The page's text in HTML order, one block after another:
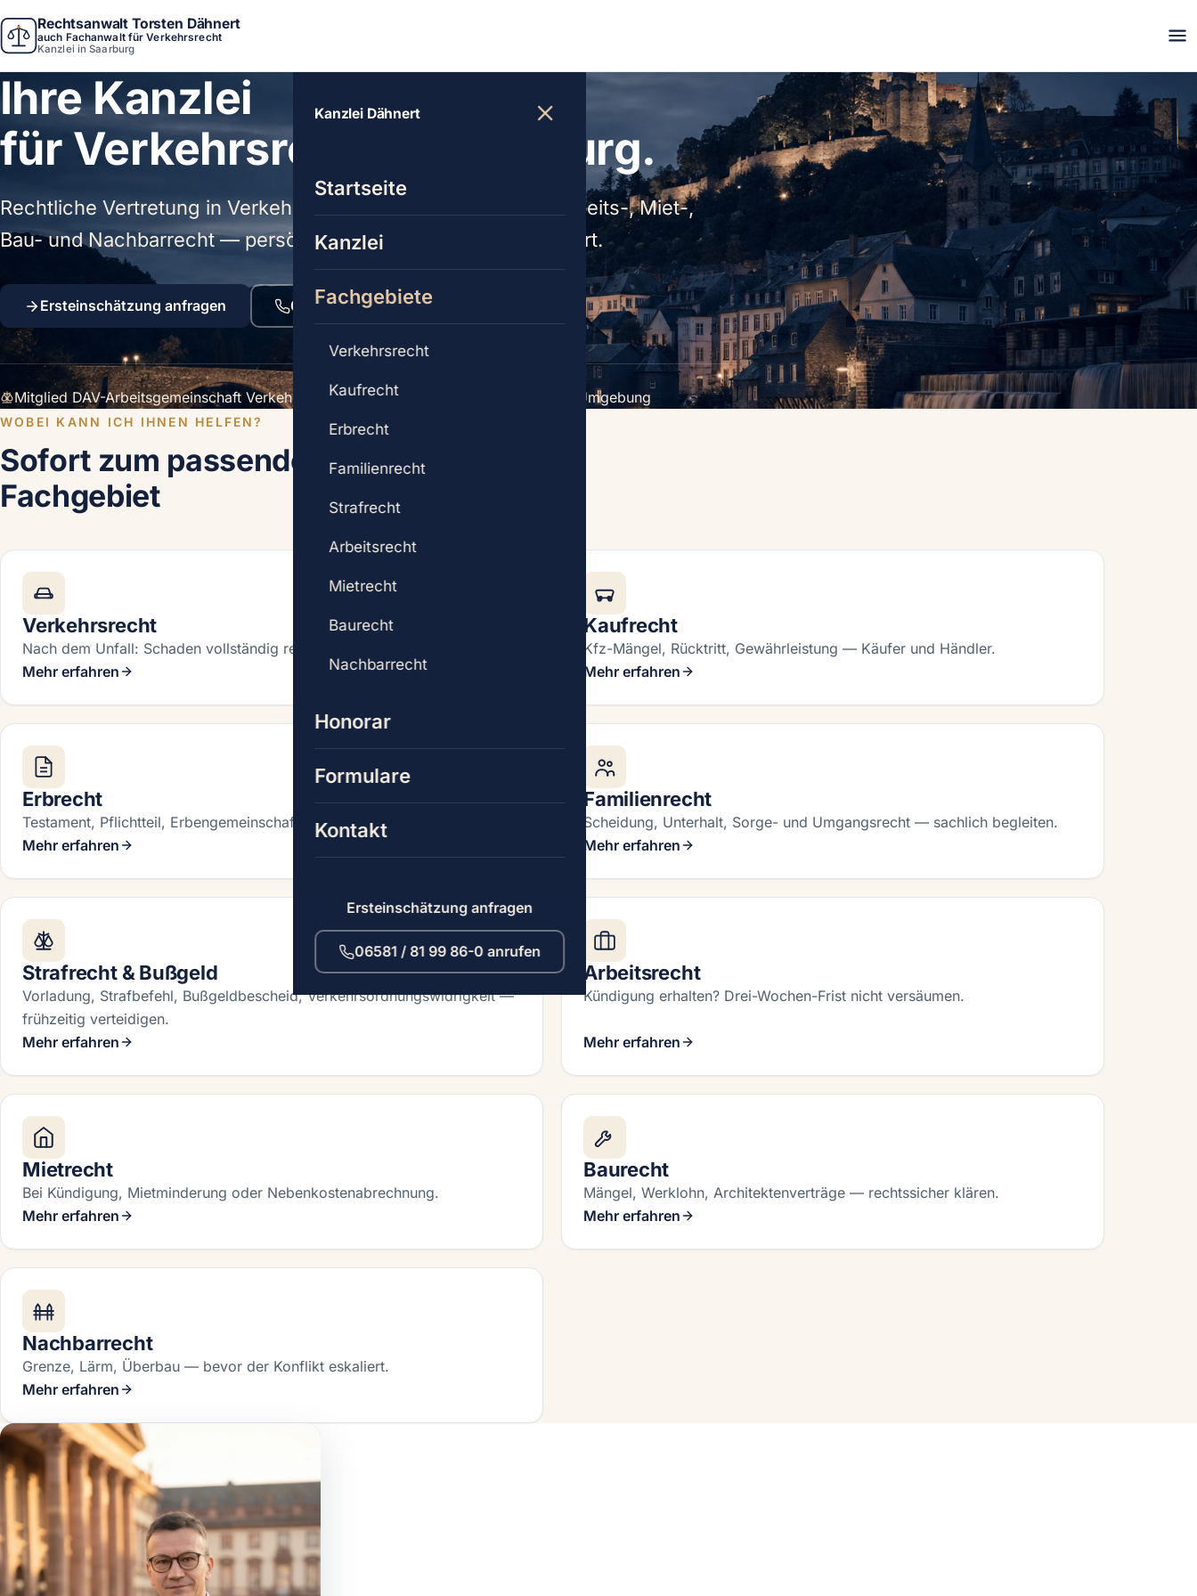
Rechtsanwalt Torsten Dähnert
auch Fachanwalt für Verkehrsrecht
Kanzlei in Saarburg
Kanzlei Dähnert
Startseite
Kanzlei
Fachgebiete
Verkehrsrecht
Kaufrecht
Erbrecht
Familienrecht
Strafrecht
Arbeitsrecht
Mietrecht
Baurecht
Nachbarrecht
Honorar
Formulare
Kontakt
Ersteinschätzung anfragen
06581 / 81 99 86-0 anrufen
Ihre Kanzlei
für Verkehrsrecht in Saarburg.
Rechtliche Vertretung in Verkehrsrecht (Fachanwalt), Straf-, Arbeits-, Miet-,
Bau- und Nachbarrecht — persönlich, regional und sachorientiert.
Ersteinschätzung anfragen 06581 / 81 99 86-0 anrufen
Mitglied DAV-Arbeitsgemeinschaft Verkehrsrecht Mandate aus Saarburg, Trier und Umgebung
WOBEI KANN ICH IHNEN HELFEN?
Sofort zum passenden
Fachgebiet
Verkehrsrecht
Nach dem Unfall: Schaden vollständig regulieren lassen.
Mehr erfahren
Kaufrecht
Kfz-Mängel, Rücktritt, Gewährleistung — Käufer und Händler.
Mehr erfahren
Erbrecht
Testament, Pflichtteil, Erbengemeinschaft — Streit vermeiden.
Mehr erfahren
Familienrecht
Scheidung, Unterhalt, Sorge- und Umgangsrecht — sachlich begleiten.
Mehr erfahren
Strafrecht & Bußgeld
Vorladung, Strafbefehl, Bußgeldbescheid, Verkehrsordnungswidrigkeit —
frühzeitig verteidigen.
Mehr erfahren
Arbeitsrecht
Kündigung erhalten? Drei-Wochen-Frist nicht versäumen.
Mehr erfahren
Mietrecht
Bei Kündigung, Mietminderung oder Nebenkostenabrechnung.
Mehr erfahren
Baurecht
Mängel, Werklohn, Architektenverträge — rechtssicher klären.
Mehr erfahren
Nachbarrecht
Grenze, Lärm, Überbau — bevor der Konflikt eskaliert.
Mehr erfahren